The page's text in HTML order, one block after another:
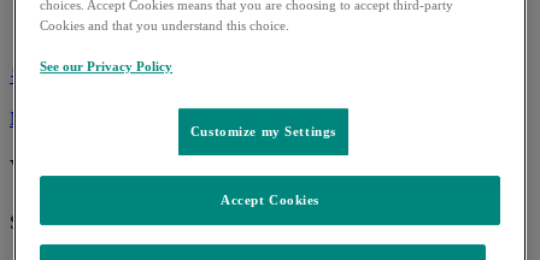
공지사항
보도자료
문의
MSD
What can we help you find?
Search for:
choices. Accept Cookies means that you are choosing to accept third-party
Cookies and that you understand this choice.
See our Privacy Policy
Customize my Settings
Accept Cookies